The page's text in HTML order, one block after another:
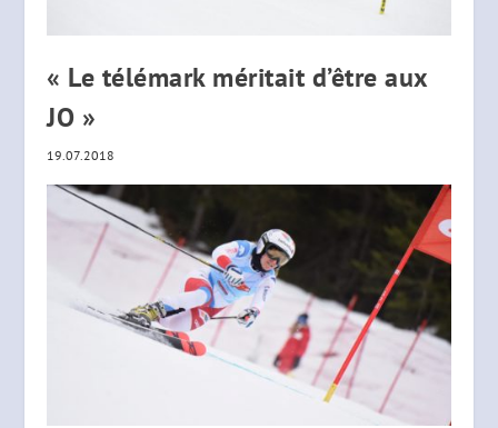
« Le télémark méritait d’être aux
JO »
19.07.2018